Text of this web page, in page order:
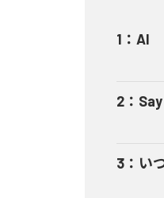
1 ： AI
2 ：
3 ： い